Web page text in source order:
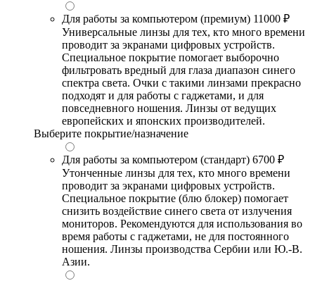
Для работы за компьютером (премиум) 11000 ₽
Универсальные линзы для тех, кто много времени
проводит за экранами цифровых устройств.
Специальное покрытие помогает выборочно
фильтровать вредный для глаза диапазон синего
спектра света. Очки с такими линзами прекрасно
подходят и для работы с гаджетами, и для
повседневного ношения. Линзы от ведущих
европейских и японских производителей.
Выберите покрытие/назначение
Для работы за компьютером (стандарт) 6700 ₽
Утонченные линзы для тех, кто много времени
проводит за экранами цифровых устройств.
Специальное покрытие (блю блокер) помогает
снизить воздействие синего света от излучения
мониторов. Рекомендуются для использования во
время работы с гаджетами, не для постоянного
ношения. Линзы производства Сербии или Ю.-В.
Азии.